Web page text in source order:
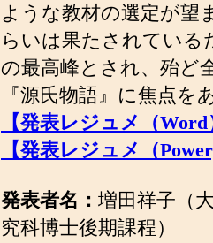
ような教材の選定が望
らいは果たされている
の最高峰とされ、殆ど
『源氏物語』に焦点を
【発表レジュメ（
【発表レジュメ（
発表者名： 増田祥子（
究科博士後期課程）